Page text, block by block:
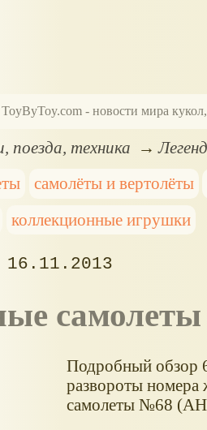
ToyByToy.com - новости мира
поезда, техника
самолёты и вертолёты
коллекционные игрушки
16.11.2013
Подробный обзор
развороты номера
самолеты №68